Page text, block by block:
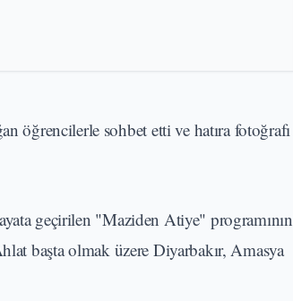
öğrencilerle sohbet etti ve hatıra fotoğrafı
geçirilen "Maziden Atiye" programının
başta olmak üzere Diyarbakır, Amasya